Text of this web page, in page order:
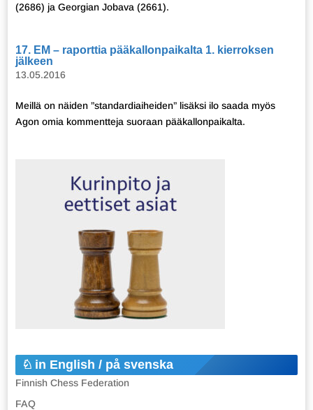
(2686) ja Georgian Jobava (2661).
17. EM – raporttia pääkallonpaikalta 1. kierroksen
jälkeen
13.05.2016
Meillä on näiden ”standardiaiheiden” lisäksi ilo saada myös
Agon omia kommentteja suoraan pääkallonpaikalta.
in English / på svenska
Finnish Chess Federation
FAQ